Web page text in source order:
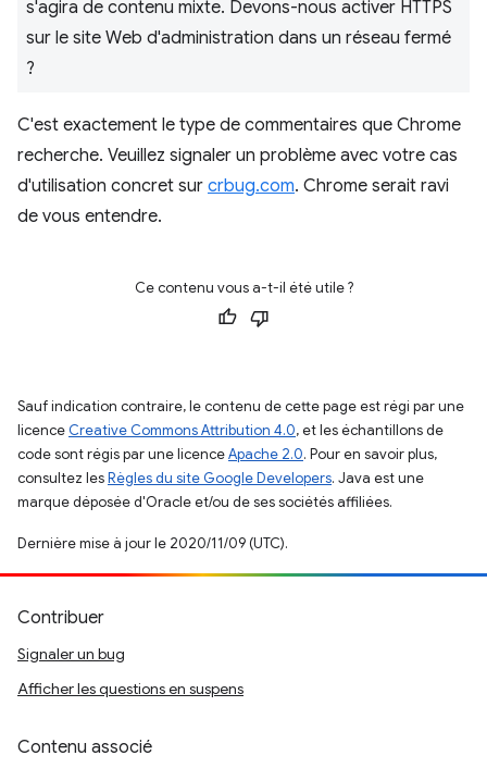
s'agira de contenu mixte. Devons-nous activer HTTPS
sur le site Web d'administration dans un réseau fermé
?
C'est exactement le type de commentaires que Chrome
recherche. Veuillez signaler un problème avec votre cas
d'utilisation concret sur crbug.com. Chrome serait ravi
de vous entendre.
Ce contenu vous a-t-il été utile ?
Sauf indication contraire, le contenu de cette page est régi par une
licence Creative Commons Attribution 4.0, et les échantillons de
code sont régis par une licenceApache 2.0. Pour en savoir plus,
consultez lesRègles du site Google Developers. Java est une
marque déposée d'Oracle et/ou de ses sociétés affiliées.
Dernière mise à jour le 2020/11/09 (UTC).
Contribuer
Signaler un bug
Afficher les questions en suspens
Contenu associé